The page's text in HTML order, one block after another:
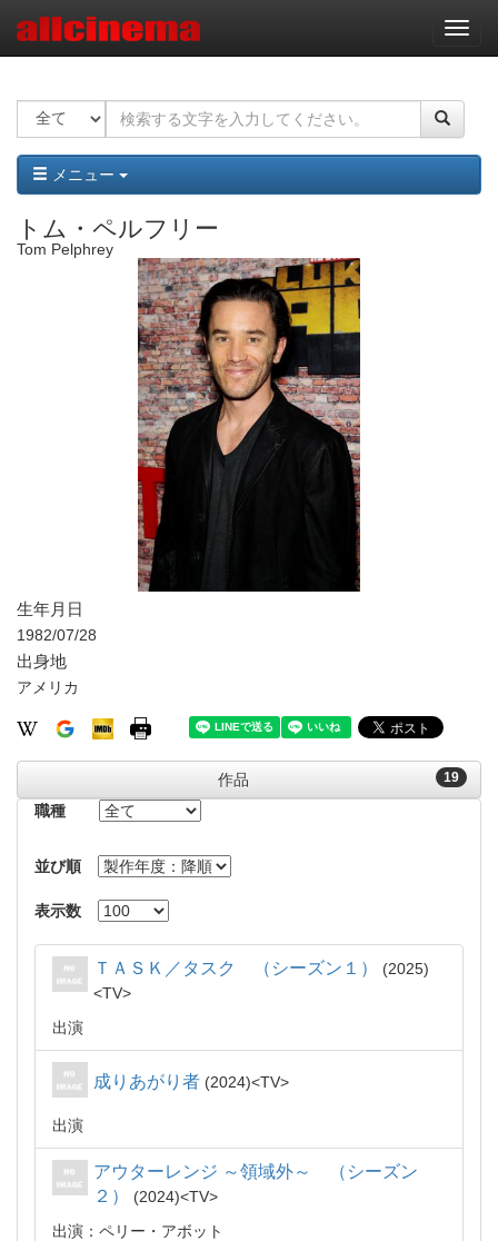
ナ
ビ
ー
ョ
ン
メニュー
トム・ペルフリー
Tom Pelphrey
生年月日
1982/07/28
出身地
アメリカ
19
作品
職種
並び順
表示数
ＴＡＳＫ／タスク （シーズン１）
2025
TV
出演
成りあがり者 2024 TV
出演
アウターレンジ ～領域外～ （シーズン
２）
2024
TV
出演：ペリー・アボット